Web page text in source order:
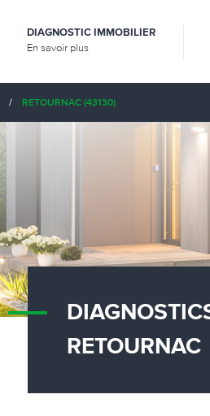
DIAGNOSTIC IMMOBILIER
En savoir plus
/ RETOURNAC (43130)
RETOURNAC